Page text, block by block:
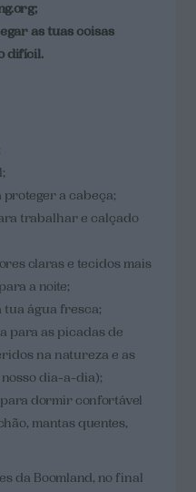
;
as tuas coisas
difícil.
proteger a cabeça;
trabalhar e calçado
claras e tecidos mais
a noite;
tua água fresca;
para as picadas de
na natureza e as
dia-a-dia);
dormir confortável
mantas quentes,
da Boomland, no final